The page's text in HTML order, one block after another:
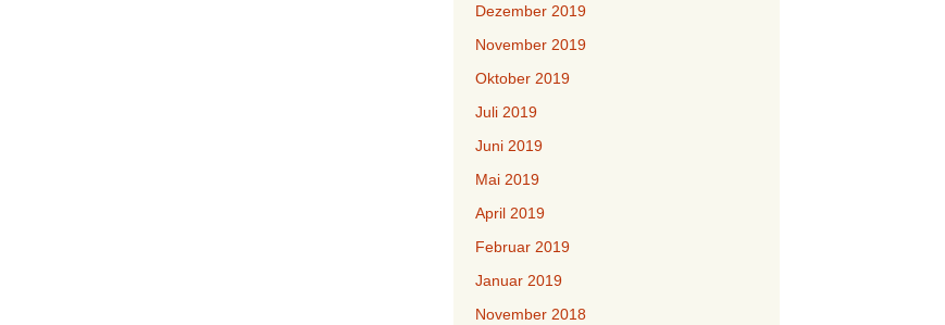
Dezember 2019
November 2019
Oktober 2019
Juli 2019
Juni 2019
Mai 2019
April 2019
Februar 2019
Januar 2019
November 2018